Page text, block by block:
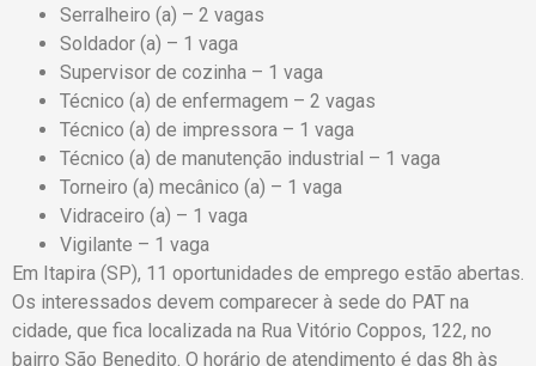
Serralheiro (a) – 2 vagas
Soldador (a) – 1 vaga
Supervisor de cozinha – 1 vaga
Técnico (a) de enfermagem – 2 vagas
Técnico (a) de impressora – 1 vaga
Técnico (a) de manutenção industrial – 1 vaga
Torneiro (a) mecânico (a) – 1 vaga
Vidraceiro (a) – 1 vaga
Vigilante – 1 vaga
Em Itapira (SP), 11 oportunidades de emprego estão abertas.
Os interessados devem comparecer à sede do PAT na
cidade, que fica localizada na Rua Vitório Coppos, 122, no
bairro São Benedito. O horário de atendimento é das 8h às